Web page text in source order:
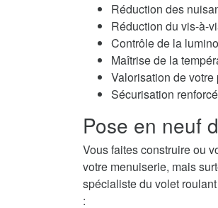
Réduction des
Réduction du vis-à-
Contrôle de la
Maîtrise de la
Valorisation de
Sécurisation
Pose en neuf
Vous faites construire ou
votre menuiserie, mais
spécialiste du volet
: